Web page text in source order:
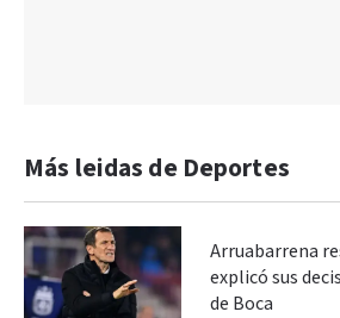
Más leidas de Deportes
Arruabarrena
explicó sus
de Boca